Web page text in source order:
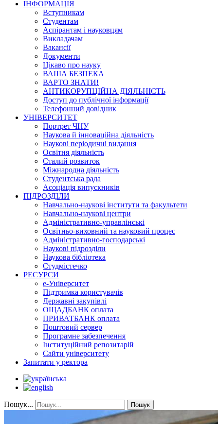
ІНФОРМАЦІЯ
Вступникам
Студентам
Аспірантам і науковцям
Викладачам
Вакансії
Документи
Цікаво про науку
ВАША БЕЗПЕКА
ВАРТО ЗНАТИ!
АНТИКОРУПЦІЙНА ДІЯЛЬНІСТЬ
Доступ до публічної інформації
Телефонний довідник
УНІВЕРСИТЕТ
Портрет ЧНУ
Наукова й інноваційна діяльність
Наукові періодичні видання
Освітня діяльність
Сталий розвиток
Міжнародна діяльність
Студентська рада
Асоціація випускників
ПІДРОЗДІЛИ
Навчально-наукові інститути та факультети
Навчально-наукові центри
Адміністративно-управлінські
Освітньо-виховний та науковий процес
Адміністративно-господарські
Наукові підрозділи
Наукова бібліотека
Студмістечко
РЕСУРСИ
е-Університет
Підтримка користувачів
Державні закупівлі
ОЩАДБАНК оплата
ПРИВАТБАНК оплата
Поштовий сервер
Програмне забезпечення
Інституційний репозитарій
Сайти університету
Запитати у ректора
Пошук... Пошук